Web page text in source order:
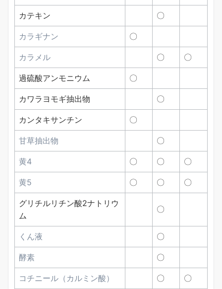
カテキン 〇
カラギナン 〇
カラメル 〇 〇
過硫酸アンモニウム 〇
カワラヨモギ抽出物 〇
カンタキサンチン 〇
甘草抽出物 〇
黄4 〇 〇 〇
黄5 〇 〇 〇
グリチルリチン酸2ナトリウ
ム
〇
くん液 〇
酵素 〇
コチニール（カルミン酸） 〇 〇